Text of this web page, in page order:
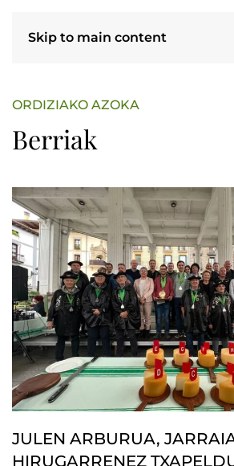
Skip to main content
ORDIZIAKO AZOKA
Berriak
JULEN ARBURUA,
HIRUGARRENEZ